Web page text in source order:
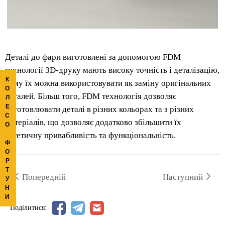
Деталі до фари виготовлені за допомогою FDM
технології 3D-друку мають високу точність і деталізацію,
тому їх можна використовувати як заміну оригінальних
деталей. Більш того, FDM технологія дозволяє
виготовлювати деталі в різних кольорах та з різних
матеріалів, що дозволяє додатково збільшити їх
естетичну привабливість та функціональність.
Попередній Наступний
Поділитися:
К
О
Л
Е
С
О
Ф
О
Р
Т
У
Н
И